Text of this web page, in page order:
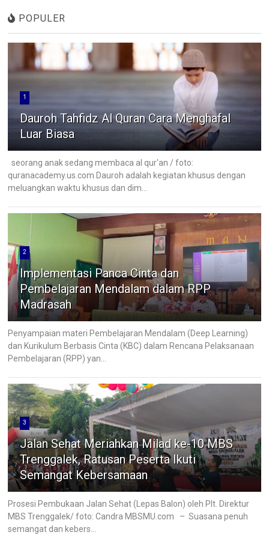
POPULER
1
Dauroh Tahfidz Al Quran Cara Menghafal
Luar Biasa
seorang anak sedang membaca al qur'an / foto:
quranacademy.us.com Dauroh adalah kegiatan khusus dengan
meluangkan waktu khusus dan dim...
2
Implementasi Panca Cinta dan
Pembelajaran Mendalam dalam RPP
Madrasah
Penyampaian materi Pembelajaran Mendalam (Deep Learning)
dan Kurikulum Berbasis Cinta (KBC) dalam Rencana Pelaksanaan
Pembelajaran (RPP) yan...
3
Jalan Sehat Meriahkan Milad ke-10 MBS
Trenggalek, Ratusan Peserta Ikuti
Semangat Kebersamaan
Prosesi Pembukaan Jalan Sehat (Lepas Balon) oleh Plt. Direktur
MBS Trenggalek/ foto: Candra MBSMU.com – Suasana penuh
semangat dan kebers...